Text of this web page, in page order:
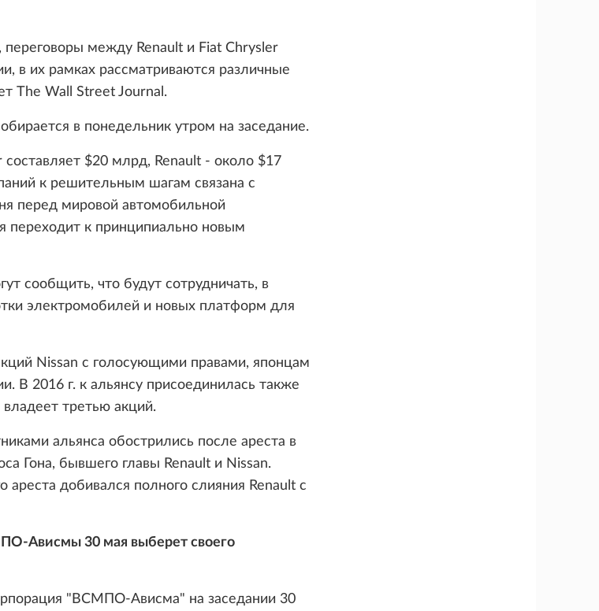
между Renault и Fiat Chrysler
в их рамках рассматриваются различные
The Wall Street Journal.
в понедельник утром на заседание.
составляет $20 млрд, Renault - около $17
к решительным шагам связана с
перед мировой автомобильной
переходит к принципиально новым
сообщить, что будут сотрудничать, в
электромобилей и новых платформ для
Nissan с голосующими правами, японцам
В 2016 г. к альянсу присоединилась также
третью акций.
альянса обострились после ареста в
Гона, бывшего главы Renault и Nissan.
ареста добивался полного слияния Renault с
Ависмы 30 мая выберет своего
"ВСМПО-Ависма" на заседании 30